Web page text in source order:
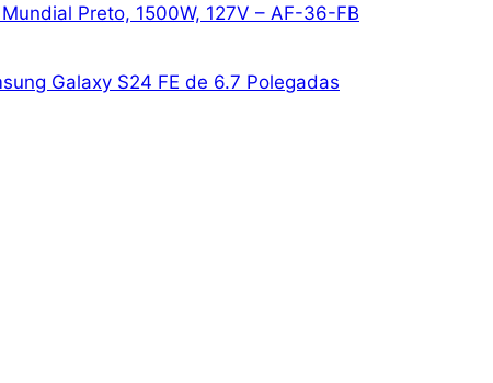
Preto, 1500W, 127V – AF-36-FB
Galaxy S24 FE de 6.7 Polegadas